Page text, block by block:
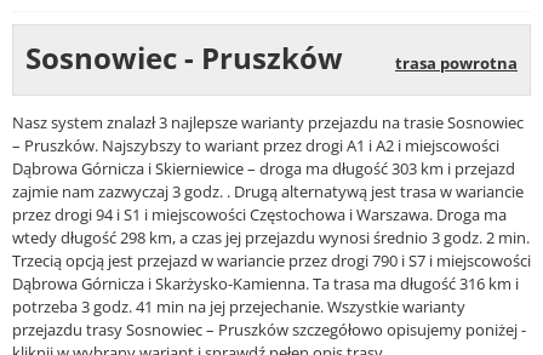
Sosnowiec - Pruszków trasa powrotna
Nasz system znalazł 3 najlepsze warianty przejazdu na trasie Sosnowiec
– Pruszków. Najszybszy to wariant przez drogi A1 i A2 i miejscowości
Dąbrowa Górnicza i Skierniewice – droga ma długość 303 km i przejazd
zajmie nam zazwyczaj 3 godz. . Drugą alternatywą jest trasa w wariancie
przez drogi 94 i S1 i miejscowości Częstochowa i Warszawa. Droga ma
wtedy długość 298 km, a czas jej przejazdu wynosi średnio 3 godz. 2 min.
Trzecią opcją jest przejazd w wariancie przez drogi 790 i S7 i miejscowości
Dąbrowa Górnicza i Skarżysko-Kamienna. Ta trasa ma długość 316 km i
potrzeba 3 godz. 41 min na jej przejechanie. Wszystkie warianty
przejazdu trasy Sosnowiec – Pruszków szczegółowo opisujemy poniżej -